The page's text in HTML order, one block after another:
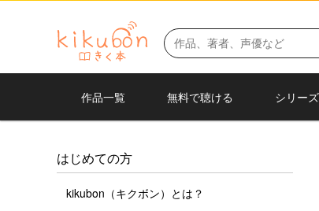
作品一覧 無料で聴ける シリー
はじめての方
kikubon（キクボン）とは？